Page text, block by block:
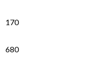
170
680